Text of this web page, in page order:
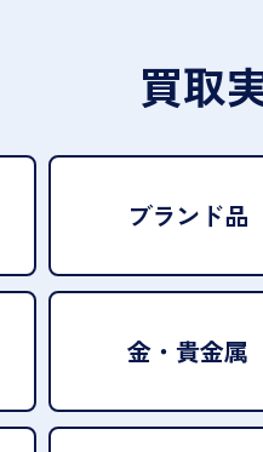
買取
ブランド品
金・貴金属